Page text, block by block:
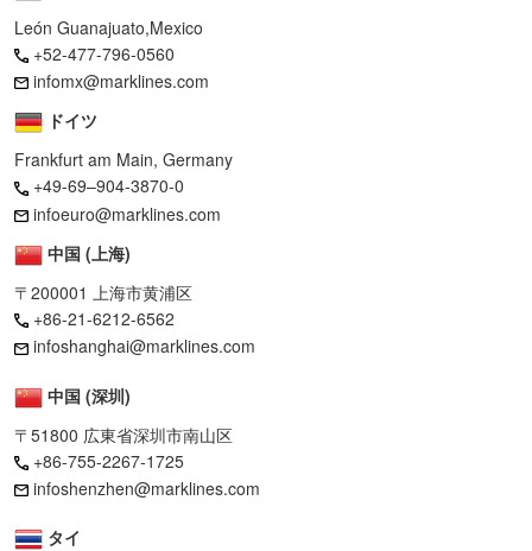
León Guanajuato,Mexico
+52-477-796-0560
infomx@marklines.com
ドイツ
Frankfurt am Main, Germany
+49-69–904-3870-0
infoeuro@marklines.com
中国 (上海)
〒200001 上海市黄浦区
+86-21-6212-6562
infoshanghai@marklines.com
中国 (深圳)
〒51800 広東省深圳市南山区
+86-755-2267-1725
infoshenzhen@marklines.com
タイ